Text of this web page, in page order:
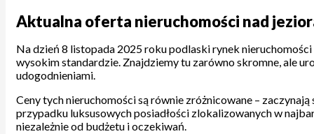
Aktualna oferta nieruchomości nad
Na dzień 8 listopada 2025 roku podlaski rynek
wysokim standardzie. Znajdziemy tu zarówno skromne, ale
udogodnieniami.
Ceny tych nieruchomości są równie zróżnicowane –
przypadku luksusowych posiadłości zlokalizowanych w
niezależnie od budżetu i oczekiwań.